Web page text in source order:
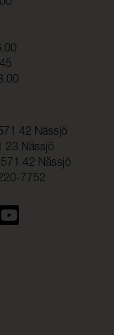
42 Nässjö
23 Nässjö
42 Nässjö
7752